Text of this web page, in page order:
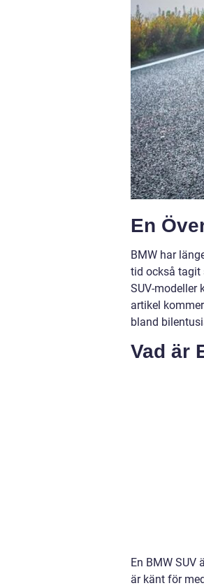
En
BMW har
tid också tagit
SUV-modeller
artikel
bland
Vad är
En BMW SUV
är känt för